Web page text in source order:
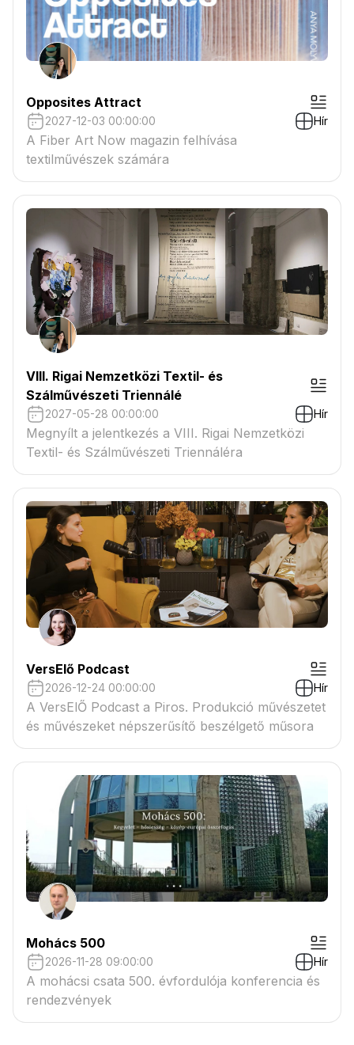
Opposites Attract
2027-12-03 00:00:00 Hír
A Fiber Art Now magazin felhívása
textilművészek számára
VIII. Rigai Nemzetközi Textil- és
Szálművészeti Triennálé
2027-05-28 00:00:00 Hír
Megnyílt a jelentkezés a VIII. Rigai Nemzetközi
Textil- és Szálművészeti Triennáléra
VersElő Podcast
2026-12-24 00:00:00 Hír
A VersElŐ Podcast a Piros. Produkció művészetet
és művészeket népszerűsítő beszélgető műsora
Mohács 500
2026-11-28 09:00:00 Hír
A mohácsi csata 500. évfordulója konferencia és
rendezvények